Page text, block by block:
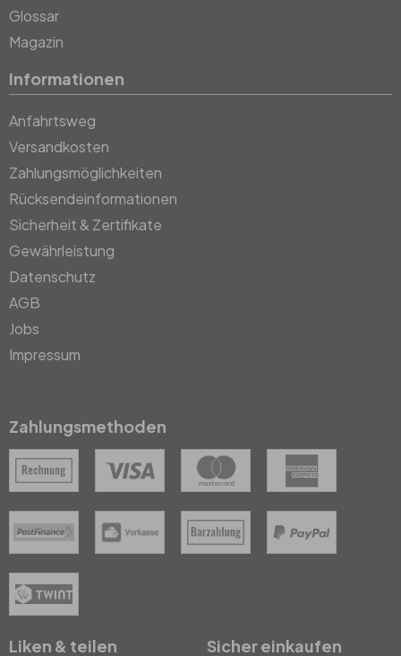
Glossar
Magazin
Informationen
Anfahrtsweg
Versandkosten
Zahlungsmöglichkeiten
Rücksendeinformationen
Sicherheit & Zertifikate
Gewährleistung
Datenschutz
AGB
Jobs
Impressum
Zahlungsmethoden
Liken & teilen Sicher einkaufen